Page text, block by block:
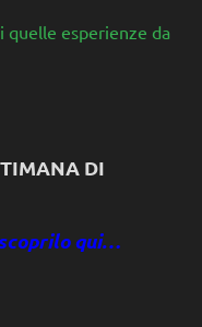
quelle esperienze da
DI
qui…